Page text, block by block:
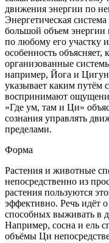
движения энергии по
Энергетическая
большой объем энергии
по любому его участку
особенность объясняет,
организованные
например, Йога и
указывает каким путём
воспринимают
«Где ум, там и Ци»
сознания управлять
пределами.
Форма
Растения и животные
непосредственно из
растения пользуются
эффективно. Речь идёт
способных выживать в
Например, сосна и ель
объёмы Ци